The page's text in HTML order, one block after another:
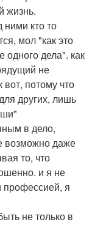
жизнь.
кто то
мол "как это
одного дела". как
не
вот, потому что
других, лишь
в дело,
возможно даже
то, что
и я не
профессией, я
не только в